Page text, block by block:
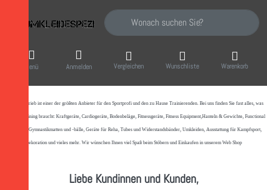
Geben Sie einen Suchbegriff ein. Während
Menü Anmelden Vergleichen Wunschliste Warenkorb
JK Sportvertrieb ist einer der größten Anbieter für den Sportprofi und den zu Hause Trainierenden. Bei uns finden Sie fast alles, was
man zum Training braucht: Kraftgeräte, Cardiogeräte, Bodenbeläge, Fitnessgeräte, Fitness Equipment,Hanteln & Gewichte, Functional
Equipment, Gymnastikmatten und -bälle, Geräte für Reha, Tubes und Widerstandsbänder, Umkleiden, Ausstattung für Kampfsport,
Dekoration und vieles mehr. Wir wünschen Ihnen viel Spaß beim Stöbern und Einkaufen in unserem Web Shop
Liebe Kundinnen und Kunden,